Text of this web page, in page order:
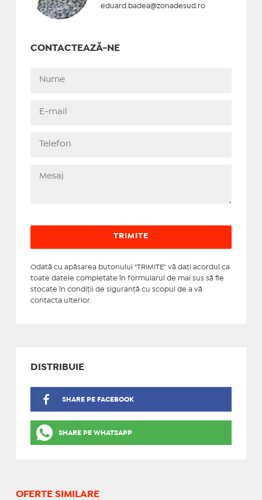
eduard.badea@zonadesud.ro
CONTACTEAZĂ-NE
Odată cu apăsarea butonului "TRIMITE" vă daţi acordul ca
toate datele completate în formularul de mai sus să fie
stocate în condiţii de siguranţă cu scopul de a vă
contacta ulterior.
DISTRIBUIE
SHARE PE FACEBOOK
SHARE PE WHATSAPP
OFERTE SIMILARE